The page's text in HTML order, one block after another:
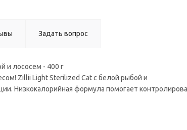
Задать вопрос
и лососем - 400 г
Zillii Light Sterilized Cat с белой рыбой и
Низкокалорийная формула помогает